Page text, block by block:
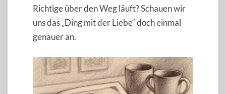
Richtige über den Weg läuft? Schauen wir
uns das „Ding mit der Liebe“ doch einmal
genauer an.